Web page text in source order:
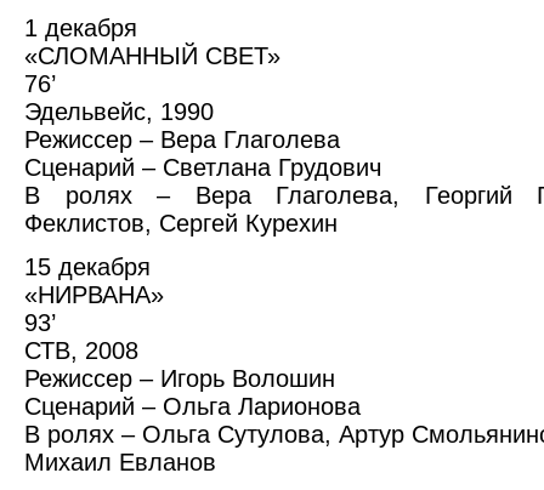
1 декабря
«СЛОМАННЫЙ СВЕТ»
76’
Эдельвейс, 1990
Режиссер – Вера Глаголева
Сценарий – Светлана Грудович
В ролях – Вера Глаголева, Георгий
Феклистов, Сергей Курехин
15 декабря
«НИРВАНА»
93’
СТВ, 2008
Режиссер – Игорь Волошин
Сценарий – Ольга Ларионова
В ролях – Ольга Сутулова, Артур
Михаил Евланов